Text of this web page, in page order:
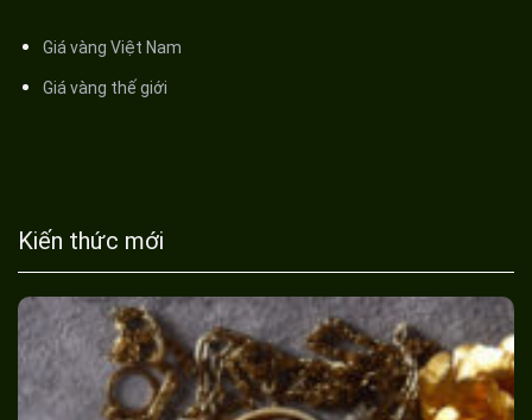
Giá vàng Việt Nam
Giá vàng thế giới
Kiến thức mới